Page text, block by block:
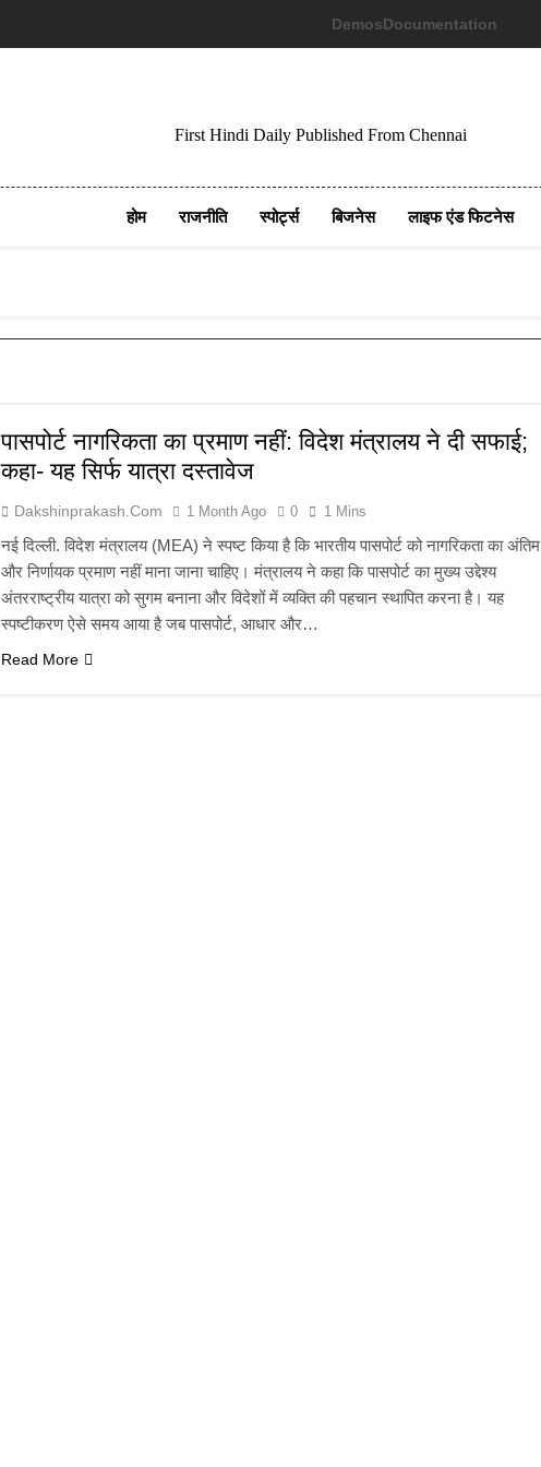
DemosDocumentation
First Hindi Daily Published From Chennai
होम राजनीति स्पोर्ट्स बिजनेस लाइफ एंड फिटनेस
पासपोर्ट नागरिकता का प्रमाण नहीं: विदेश मंत्रालय ने दी सफाई;
कहा- यह सिर्फ यात्रा दस्तावेज
Dakshinprakash.com 1 Month Ago 0 1 Mins
नई दिल्ली. विदेश मंत्रालय (MEA) ने स्पष्ट किया है कि भारतीय पासपोर्ट को नागरिकता का अंतिम
और निर्णायक प्रमाण नहीं माना जाना चाहिए। मंत्रालय ने कहा कि पासपोर्ट का मुख्य उद्देश्य
अंतरराष्ट्रीय यात्रा को सुगम बनाना और विदेशों में व्यक्ति की पहचान स्थापित करना है। यह
स्पष्टीकरण ऐसे समय आया है जब पासपोर्ट, आधार और…
Read More